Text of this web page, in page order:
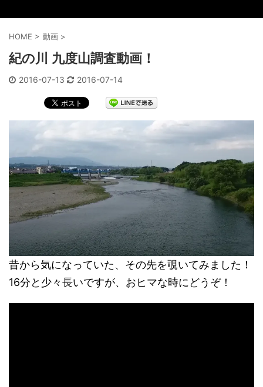
HOME > 動画 >
紀の川 九度山調査動画！
2016-07-13 2016-07-14
昔から気になっていた、その先を覗いてみました！
16分と少々長いですが、おヒマな時にどうぞ！